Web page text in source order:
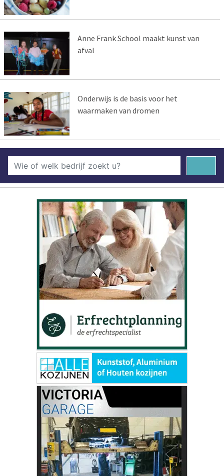
Anne Frank School maakt kunst van
afval
Onderwijs is de basis voor het
waarmaken van dromen